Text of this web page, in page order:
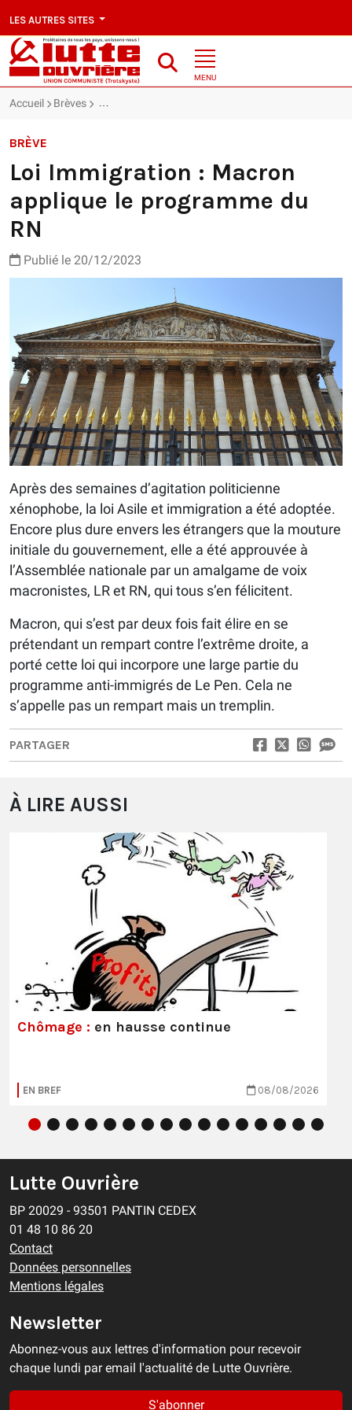
LES AUTRES SITES
MENU
Accueil Brèves Loi Immigration : Macron applique le programme du
BRÈVE
Loi Immigration : Macron
applique le programme du
RN
Publié le 20/12/2023
Après des semaines d’agitation politicienne
xénophobe, la loi Asile et immigration a été adoptée.
Encore plus dure envers les étrangers que la mouture
initiale du gouvernement, elle a été approuvée à
l’Assemblée nationale par un amalgame de voix
macronistes, LR et RN, qui tous s’en félicitent.
Macron, qui s’est par deux fois fait élire en se
prétendant un rempart contre l’extrême droite, a
porté cette loi qui incorpore une large partie du
programme anti-immigrés de Le Pen. Cela ne
s’appelle pas un rempart mais un tremplin.
PARTAGER
À LIRE AUSSI
Chômage : en hausse continue
EN BREF 08/08/2026
Lutte Ouvrière
BP 20029 - 93501 PANTIN CEDEX
01 48 10 86 20
Contact
Données personnelles
Mentions légales
Newsletter
Abonnez-vous aux lettres d'information pour recevoir
chaque lundi par email l'actualité de Lutte Ouvrière.
S'abonner